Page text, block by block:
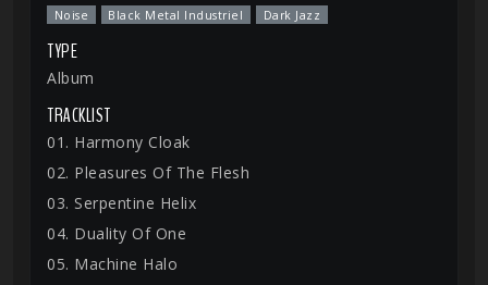
Noise Black Metal Industriel Dark Jazz
TYPE
Album
TRACKLIST
01. Harmony Cloak
02. Pleasures Of The Flesh
03. Serpentine Helix
04. Duality Of One
05. Machine Halo